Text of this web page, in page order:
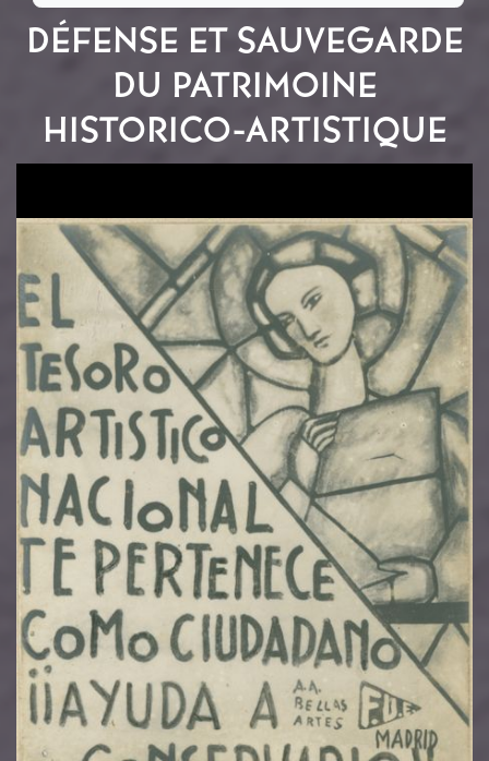
DÉFENSE ET SAUVEGARDE
DU PATRIMOINE
HISTORICO-ARTISTIQUE